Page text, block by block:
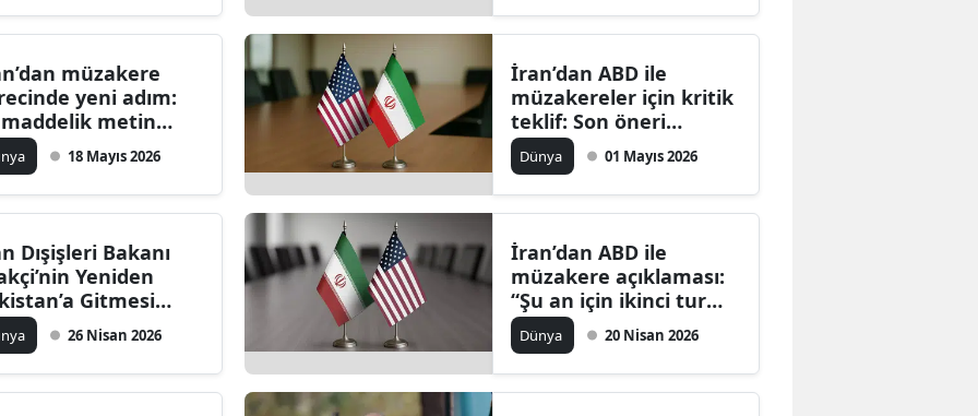
müzakere
yeni adım:
maddelik metin
teslim edildi
18 Mayıs 2026
İran’dan ABD ile
müzakereler için kritik
teklif: Son öneri
Pakistanlı
arabuluculara iletildi
Dünya 01 Mayıs 2026
Dışişleri Bakanı
Yeniden
Gitmesi
26 Nisan 2026
İran’dan ABD ile
müzakere açıklaması:
“Şu an için ikinci tur
planı yok”
Dünya 20 Nisan 2026